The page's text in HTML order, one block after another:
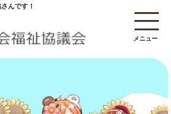
メニュー
んです！